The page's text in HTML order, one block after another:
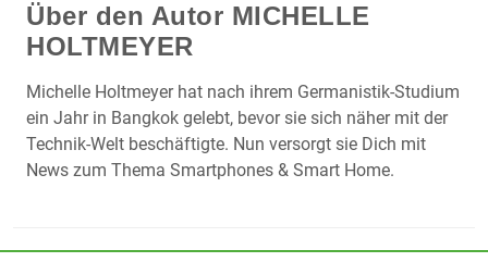
Über den Autor MICHELLE
HOLTMEYER
Michelle Holtmeyer hat nach ihrem Germanistik-Studium
ein Jahr in Bangkok gelebt, bevor sie sich näher mit der
Technik-Welt beschäftigte. Nun versorgt sie Dich mit
News zum Thema Smartphones & Smart Home.